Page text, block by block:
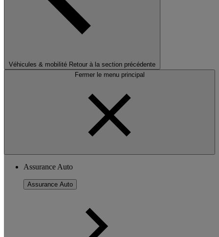
Véhicules & mobilité Retour à la section précédente
Fermer le menu principal
Assurance Auto
Assurance Auto